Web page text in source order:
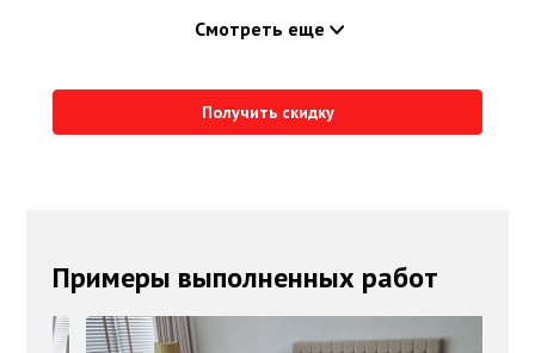
Смотреть еще
Получить скидку
Примеры выполненных работ